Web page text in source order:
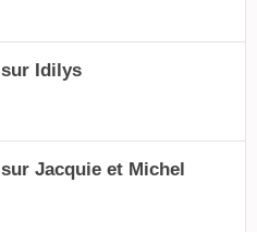
Idilys
Jacquie et Michel